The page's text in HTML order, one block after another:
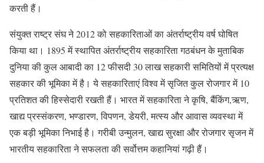
करती हैं।
संयुक्त राष्ट्र संघ ने 2012 को सहकारिताओं का अंतर्राष्ट्रीय वर्ष घोषित
किया था। 1895 में स्थापित अंतर्राष्ट्रीय सहकारिता गठबंधन के मुताबिक
दुनिया की कुल आबादी का 12 फीसदी 30 लाख सहकारी समितियों में प्रत्यक्ष
सहकार की भूमिका में है। ये सहकारिताएं विश्व में सृजित कुल रोजगार में 10
प्रतिशत की हिस्सेदारी रखती हैं। भारत में सहकारिता ने कृषि, बैंकिंग,ऋण,
खाद्य प्रस्संकरण, भण्डारण, विपणन, डेयरी, मत्स्य और आवास व्यवस्था में
एक बड़ी भूमिका निभाई है। गरीबी उन्मुलन, खाद्य सुरक्षा और रोजगार सृजन में
भारतीय सहकारिता ने सफलता की सर्वोत्तम कहानियां गढ़ी हैं।